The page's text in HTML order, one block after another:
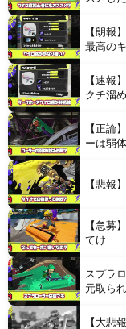
【朗報
最高の
【速報
クチ溜
【正論
ーは弱
【悲報
【急募
てけ
スプラ
元取ら
【大悲